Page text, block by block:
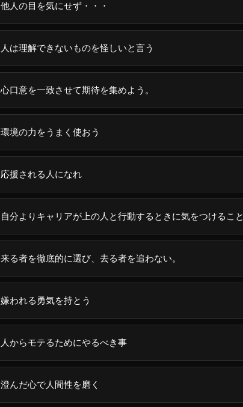
他人の目を気にせず・・・
人は理解できないものを怪しいと言う
心口意を一致させて期待を集めよう。
環境の力をうまく使おう
応援される人になれ
自分よりキャリアが上の人と行動するときに気をつけること
来る者を徹底的に選び、去る者を追わない。
嫌われる勇気を持とう
人からモテるためにやるべき事
澄んだ心で人間性を磨く